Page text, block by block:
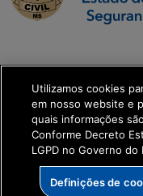
Executiva de
Transformação
get_footer();
Utilizamos cookies
em nosso website e
quais informações
Conforme Decreto
LGPD no Governo
Definições de